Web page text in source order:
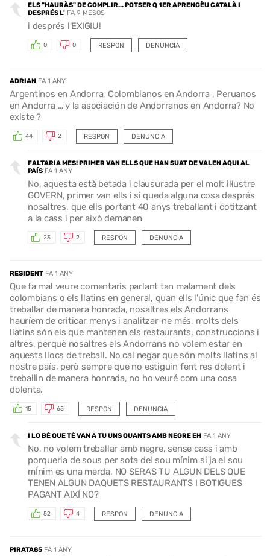
ELS "HAURÀS" DE COMPLIR... POTSER Q 1ER APRENGÈU CATALÀ I
DESPRÉS L' FA 9 MESOS
i després l'EXIGIU!
RESPON
0 0 DENUNCIA
ADRIAN FA 1 ANY
Argentinos en Andorra, Colombianos en Andorra , Peruanos
en Andorra … y la asociación de Andorranos en Andorra? No
existe ?
RESPON
44 2 DENUNCIA
FALTARIA MES! PRIMER VAN ELLS QUE HAN SUAT DE VALEN AQUI AL
PAÍS FA 1 ANY
No, aquesta està betada i clausurada per el molt il·lustre
GOVERN, primer van ells i si queda alguna cosa després
nosaltres, que ells portant 40 anys treballant i cotitzant
a la cass i per això demanen
RESPON
23 2 DENUNCIA
RESIDENT FA 1 ANY
Que fa mal veure comentaris parlant tan malament dels
colombians o els llatins en general, quan ells l'únic que fan és
treballar de manera honrada, nosaltres els Andorrans
hauríem de criticar menys i analitzar-ne més, molts dels
llatins són els que mantenen els restaurants, construccions i
altres, perquè nosaltres els Andorrans no volem estar en
aquests llocs de treball. No cal negar que són molts llatins al
nostre país, però sempre que no estiguin fent res dolent i
treballin de manera honrada, no ho veuré com una cosa
dolenta.
RESPON
15 65 DENUNCIA
I LO BÉ QUE TÉ VAN A TU UNS QUANTS AMB NEGRE EH FA 1 ANY
No, no volem treballar amb negre, sense cass i amb
porqueria de sous per sota del sou mínim si ja el sou
mÍnim es una merda, NO SERAS TU ALGUN DELS QUE
TENEN ALGUN DAQUETS RESTAURANTS I BOTIGUES
PAGANT AIXÍ NO?
RESPON
52 4 DENUNCIA
PIRATA85 FA 1 ANY